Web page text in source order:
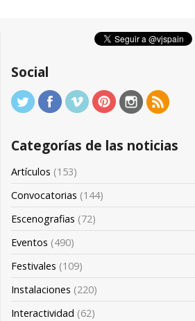
Social
Categorías de las noticias
Artículos (153)
Convocatorias (144)
Escenografias (72)
Eventos (490)
Festivales (109)
Instalaciones (220)
Interactividad (62)